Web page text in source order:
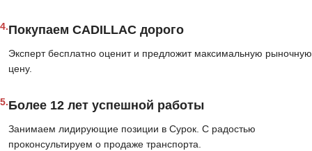
4.Покупаем CADILLAC дорого
Эксперт бесплатно оценит и предложит максимальную рыночную
цену.
5.Более 12 лет успешной работы
Занимаем лидирующие позиции в Сурок. С радостью
проконсультируем о продаже транспорта.